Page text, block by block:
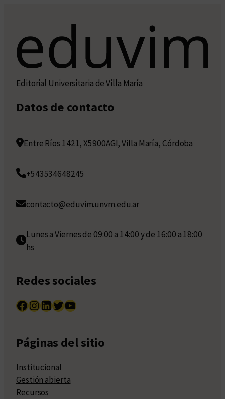
Editorial Universitaria de Villa María
Datos de contacto
Entre Ríos 1421, X5900AGI, Villa María, Córdoba
+543534648245
contacto@eduvim.unvm.edu.ar
Lunes a Viernes de 09:00 a 14:00 y de 16:00 a 18:00
hs
Redes sociales
Facebook InstagramLinkedIn Twitter YouTube
Páginas del sitio
Institucional
Gestión abierta
Recursos